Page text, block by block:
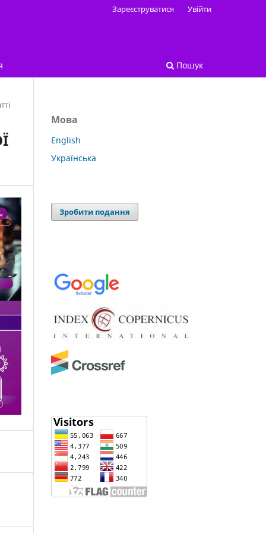
Пошук
Зареєструватися Увійти
Мова
English
Українська
Зробити подання